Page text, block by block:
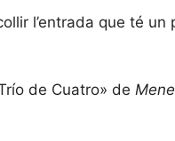
l’entrada que té
de Cuatro» de